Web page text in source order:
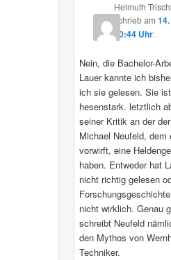
Helmuth
schriebam
20:44 Uhr:
Nein, die Bachelor-
Lauer kannte ich
ich sie gelesen. Sie
hesenstark. letztlich
seiner Kritik an der
Michael Neufeld,
vorwirft, eine
haben. Entweder hat
nicht richtig gelesen
nicht wirklich. Genau
schreibt Neufeld
den Mythos von
Techniker.